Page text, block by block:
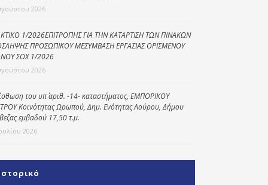
2026
1/2026ΕΠΙΤΡΟΠΗΣ ΓΙΑ ΤΗΝ ΚΑΤΑΡΤΙΣΗ ΤΩΝ ΠΙΝΑΚΩΝ
ΠΡΟΣΩΠΙΚΟΥ ΜΕΣΥΜΒΑΣΗ ΕΡΓΑΣΙΑΣ ΟΡΙΣΜΕΝΟΥ
ΣΟΧ 1/2026
2026
του υπ΄ αριθ. -14- καταστήματος, ΕΜΠΟΡΙΚΟΥ
Κοινότητας Ωρωπού, Δημ. Ενότητας Λούρου, Δήμου
εμβαδού 17,50 τ.μ.
2026